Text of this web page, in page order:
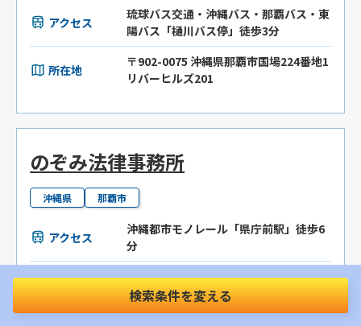
アクセス
琉球バス交通・沖縄バス・那覇バス・東
陽バス「樋川バス停」徒歩3分
所在地
〒902-0075 沖縄県那覇市国場224番地1
リバーヒルズ201
のぞみ法律事務所
沖縄県 那覇市
アクセス
沖縄都市モノレール「県庁前駅」徒歩6
分
所在地
〒900-0015 沖縄県那覇市久茂地2丁目8
番7号 久茂地KMビル8F
検索条件を変える